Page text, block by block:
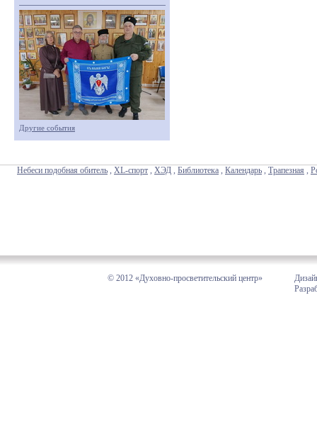
Другие события
Небеси подобная обитель , XL-спорт , ХЭД , Библиотека , Календарь , Трапезная ,
© 2012 «Духовно-просветительский центр»